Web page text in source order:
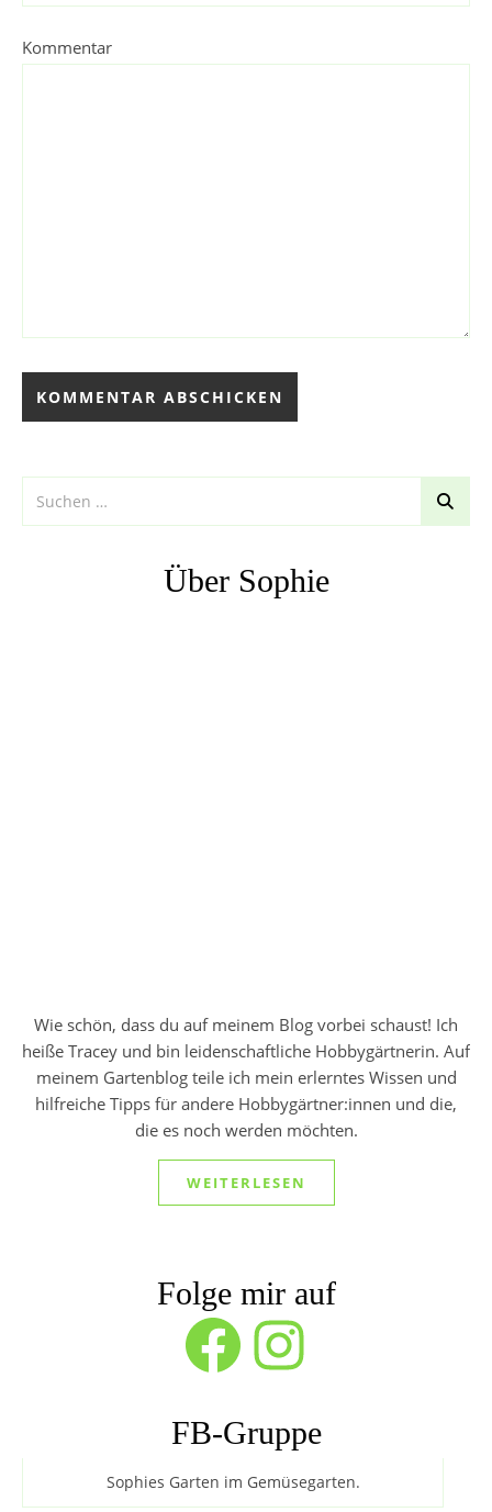
Kommentar
Über Sophie
Wie schön, dass du auf meinem Blog vorbei schaust! Ich
heiße Tracey und bin leidenschaftliche Hobbygärtnerin. Auf
meinem Gartenblog teile ich mein erlerntes Wissen und
hilfreiche Tipps für andere Hobbygärtner:innen und die,
die es noch werden möchten.
WEITERLESEN
Folge mir auf
Facebook Instagram
FB-Gruppe
Sophies Garten im Gemüsegarten.